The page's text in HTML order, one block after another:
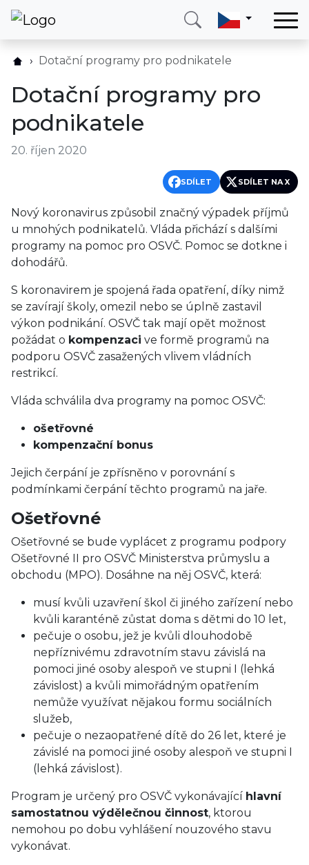
Země
O nás
Blog
Zavolejte mi Přihlásit se
Dotační programy pro podnikatele
Dotační programy pro
podnikatele
20. říjen 2020
SDÍLET SDÍLET NA X
Nový koronavirus způsobil značný výpadek příjmů
u mnohých podnikatelů. Vláda přichází s dalšími
programy na pomoc pro OSVČ. Pomoc se dotkne i
dohodářů.
S koronavirem je spojená řada opatření, díky nimž
se zavírají školy, omezil nebo se úplně zastavil
výkon podnikání. OSVČ tak mají opět možnost
požádat o kompenzaci ve formě programů na
podporu OSVČ zasažených vlivem vládních
restrikcí.
Vláda schválila dva programy na pomoc OSVČ:
ošetřovné
kompenzační bonus
Jejich čerpání je zpřísněno v porovnání s
podmínkami čerpání těchto programů na jaře.
Ošetřovné
Ošetřovné se bude vyplácet z programu podpory
Ošetřovné II pro OSVČ Ministerstva průmyslu a
obchodu (MPO). Dosáhne na něj OSVČ, která:
musí kvůli uzavření škol či jiného zařízení nebo
kvůli karanténě zůstat doma s dětmi do 10 let,
pečuje o osobu, jež je kvůli dlouhodobě
nepříznivému zdravotním stavu závislá na
pomoci jiné osoby alespoň ve stupni I (lehká
závislost) a kvůli mimořádným opatřením
nemůže využívat nějakou formu sociálních
služeb,
pečuje o nezaopatřené dítě do 26 let, které je
závislé na pomoci jiné osoby alespoň ve stupni I
(lehká závislost).
Program je určený pro OSVČ vykonávající hlavní
samostatnou výdělečnou činnost, ktorou
nemohou po dobu vyhlášení nouzového stavu
vykonávat.